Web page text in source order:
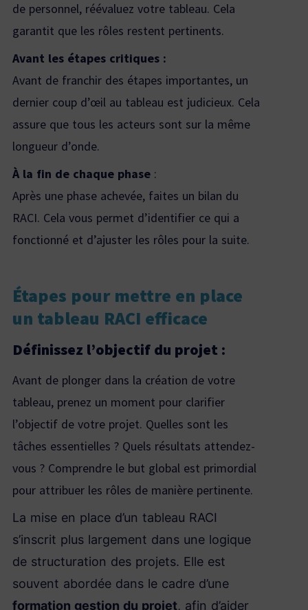
de personnel, réévaluez votre tableau. Cela
garantit que les rôles restent pertinents.
Avant les étapes critiques :
Avant de franchir des étapes importantes, un
dernier coup d’œil au tableau est judicieux. Cela
assure que tous les acteurs sont sur la même
longueur d’onde.
À la fin de chaque phase :
Après une phase achevée, faites un bilan du
RACI. Cela vous permet d’identifier ce qui a
fonctionné et d’ajuster les rôles pour la suite.
Étapes pour mettre en place
un tableau RACI efficace
Définissez l’objectif du projet :
Avant de plonger dans la création de votre
tableau, prenez un moment pour clarifier
l’objectif de votre projet. Quelles sont les
tâches essentielles ? Quels résultats attendez-
vous ? Comprendre le but global est primordial
pour attribuer les rôles de manière pertinente.
La mise en place d’un tableau RACI
s’inscrit plus largement dans une logique
de structuration des projets. Elle est
souvent abordée dans le cadre d’une
formation gestion du projet, afin d’aider